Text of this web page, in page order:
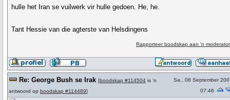
hulle het Iran se vuilwerk vir hulle gedoen. He, he.
Tant Hessie van die agterste van Helsdingens
Rapporteer boodskap aan 'n moderator
Re: George Bush se Irak [boodskap #114504 is 'n
antwoord op boodskap #114489]
Sa., 08 September
07:46